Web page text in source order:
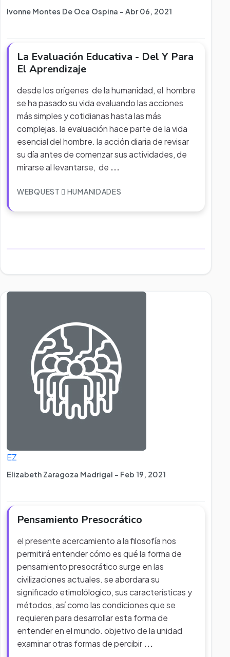
Ivonne Montes De Oca Ospina - Abr 06, 2021
La Evaluación Educativa - Del Y Para
El Aprendizaje
desde los orígenes de la humanidad, el hombre
se ha pasado su vida evaluando las acciones
más simples y cotidianas hasta las más
complejas. la evaluación hace parte de la vida
esencial del hombre. la acción diaria de revisar
su día antes de comenzar sus actividades, de
mirarse al levantarse, de ...
WEBQUEST HUMANIDADES
EZ
Elizabeth Zaragoza Madrigal - Feb 19, 2021
Pensamiento Presocrático
el presente acercamiento a la filosofía nos
permitirá entender cómo es qué la forma de
pensamiento presocrático surge en las
civilizaciones actuales. se abordara su
significado etimolólogico, sus características y
métodos, así como las condiciones que se
requieren para desarrollar esta forma de
entender en el mundo. objetivo de la unidad
examinar otras formas de percibir ...